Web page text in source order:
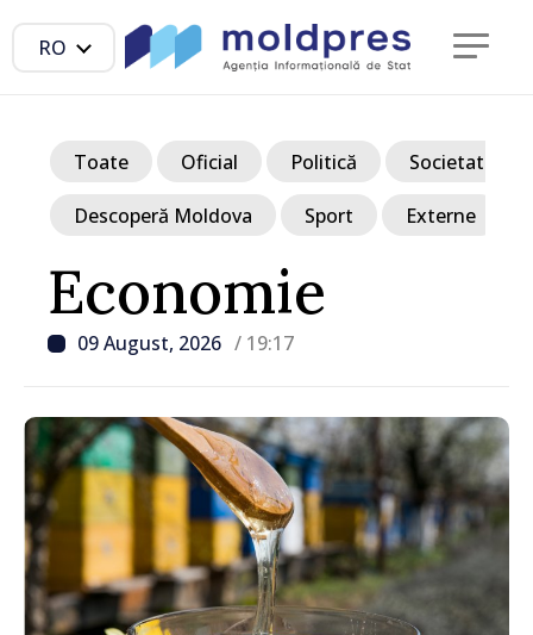
RO
Economie
09 August, 2026 / 19:17
Toate Oficial Politică Societate
Descoperă Moldova Sport Externe